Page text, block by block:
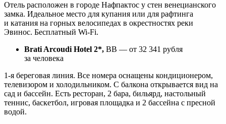
Отель расположен в городе Нафпактос у стен венецианского
замка. Идеальное место для купания или для рафтинга
и катания на горных велосипедах в окрестностях реки
Эвинос. Бесплатный Wi-Fi.
Brati Arcoudi Hotel 2*, ВВ ― от 32 341 рубля
за человека
1-я береговая линия. Все номера оснащены кондиционером,
телевизором и холодильником. С балкона открывается вид на
сад и бассейн. Есть ресторан, 2 бара, бильярд, настольный
теннис, баскетбол, игровая площадка и 2 бассейна с пресной
водой.